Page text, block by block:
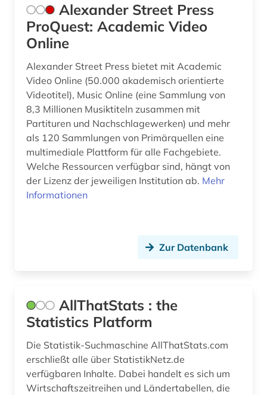
englisch (2)
entwicklung (3)
entwicklungshilfe (1)
entwicklungsländer (3)
entwicklungspolitik (4)
enyzklopädie (1)
ernährungswissenschaft (2)
eskimo (1)
essay (1)
Alexander Street Press
ProQuest: Academic Video
Online
Alexander Street Press bietet mit Academic
Video Online (50.000 akademisch orientierte
Videotitel), Music Online (eine Sammlung von
8,3 Millionen Musiktiteln zusammen mit
Partituren und Nachschlagewerken) und mehr
als 120 Sammlungen von Primärquellen eine
multimediale Plattform für alle Fachgebiete.
Welche Ressourcen verfügbar sind, hängt von
der Lizenz der jeweiligen Institution ab. Mehr
Informationen
Zur Datenbank
AllThatStats : the
Statistics Platform
Die Statistik-Suchmaschine AllThatStats.com
erschließt alle über StatistikNetz.de
verfügbaren Inhalte. Dabei handelt es sich um
Wirtschaftszeitreihen und Ländertabellen, die